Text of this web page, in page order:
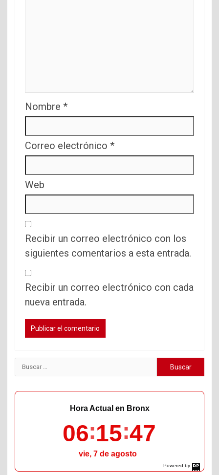
Nombre *
Correo electrónico *
Web
Recibir un correo electrónico con los
siguientes comentarios a esta entrada.
Recibir un correo electrónico con cada
nueva entrada.
Buscar:
Powered by
DaysPedia.com
Hora Actual en Bronx
06 15 48
vie, 7 de agosto